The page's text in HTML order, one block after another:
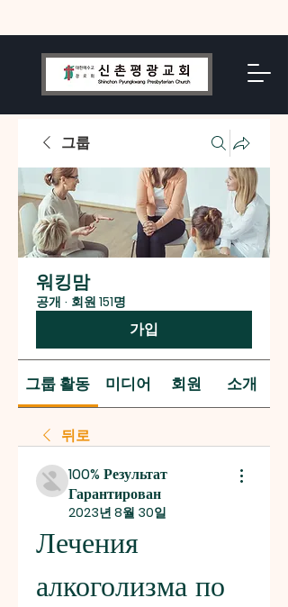
그룹
워킹맘
공개 · 회원 151명
가입
그룹 활동 미디어 회원 소개
뒤로
100% Результат
Гарантирован
2023년 8월 30일
Лечения
алкоголизма по